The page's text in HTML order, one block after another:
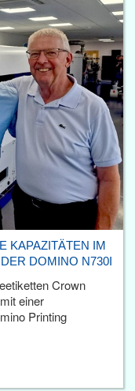
KAPAZITÄTEN IM
DOMINO N730I
Crown
einer
Printing